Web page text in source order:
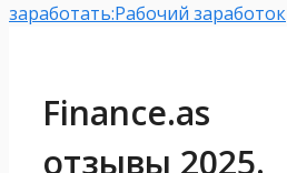
заработать:Рабочий заработок
Finance.as
отзывы 2025.